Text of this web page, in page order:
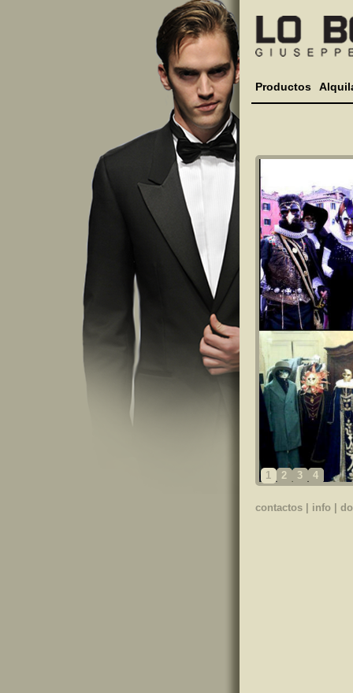
Productos
1 2 3 4
contactos| info|